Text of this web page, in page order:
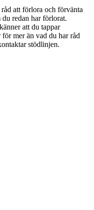
att förlora och förvänta
redan har förlorat.
att du tappar
mer än vad du har råd
stödlinjen.